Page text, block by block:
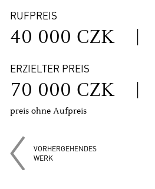
RUFPREIS
40 000 CZK |
ERZIELTER PREIS
70 000 CZK |
preis ohne Aufpreis
VORHERGEHENDES
WERK